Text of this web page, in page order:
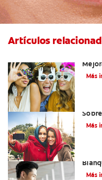
Artículos
Más
Más
Más